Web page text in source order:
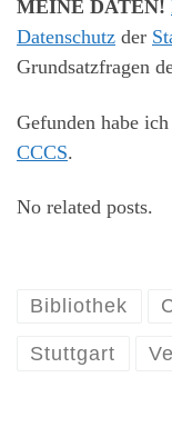
MEINE DATEN!
Datenschutz der
Grundsatzfragen
Gefunden habe
CCCS.
No related posts.
Bibliothek
Stuttgart